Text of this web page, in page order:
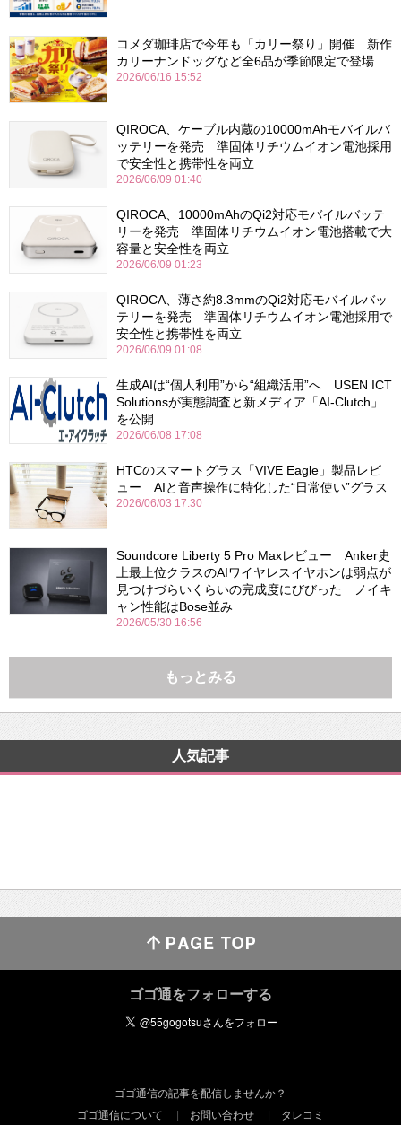
コメダ珈琲店で今年も「カリー祭り」開催 新作
カリーナンドッグなど全6品が季節限定で登場
2026/06/16 15:52
QIROCA、ケーブル内蔵の10000mAhモバイルバ
ッテリーを発売 準固体リチウムイオン電池採用
で安全性と携帯性を両立
2026/06/09 01:40
QIROCA、10000mAhのQi2対応モバイルバッテ
リーを発売 準固体リチウムイオン電池搭載で大
容量と安全性を両立
2026/06/09 01:23
QIROCA、薄さ約8.3mmのQi2対応モバイルバッ
テリーを発売 準固体リチウムイオン電池採用で
安全性と携帯性を両立
2026/06/09 01:08
生成AIは“個人利用”から“組織活用”へ USEN ICT
Solutionsが実態調査と新メディア「AI-Clutch」
を公開
2026/06/08 17:08
HTCのスマートグラス「VIVE Eagle」製品レビ
ュー AIと音声操作に特化した“日常使い”グラス
2026/06/03 17:30
Soundcore Liberty 5 Pro Maxレビュー Anker史
上最上位クラスのAIワイヤレスイヤホンは弱点が
見つけづらいくらいの完成度にびびった ノイキ
ャン性能はBose並み
2026/05/30 16:56
もっとみる
人気記事
ゴゴ通をフォローする
ゴゴ通信の記事を配信しませんか？
ゴゴ通信について
お問い合わせ タレコミ